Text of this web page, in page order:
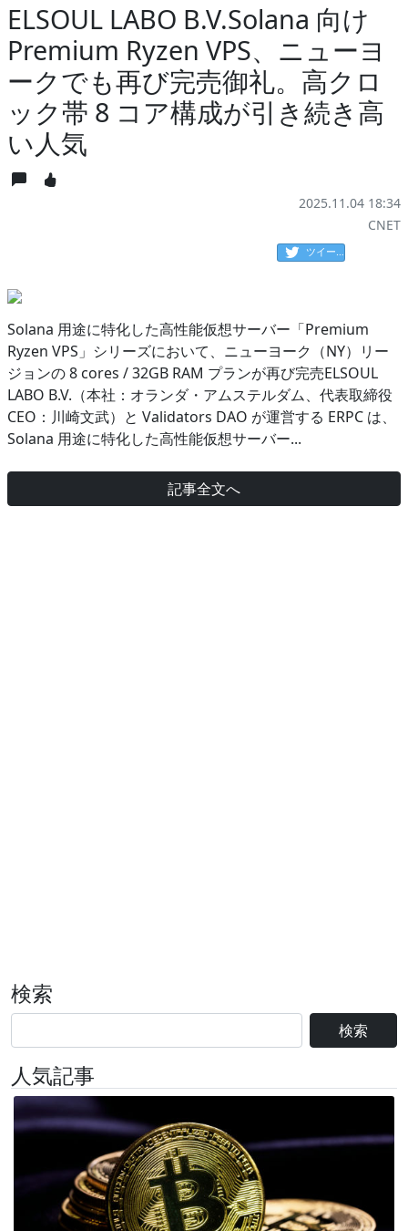
ELSOUL LABO B.V.Solana 向け
Premium Ryzen VPS、ニューヨ
ークでも再び完売御礼。高クロ
ック帯 8 コア構成が引き続き高
い人気
2025.11.04 18:34
CNET
ツイート
Solana 用途に特化した高性能仮想サーバー「Premium
Ryzen VPS」シリーズにおいて、ニューヨーク（NY）リー
ジョンの 8 cores / 32GB RAM プランが再び完売ELSOUL
LABO B.V.（本社：オランダ・アムステルダム、代表取締役
CEO：川崎文武）と Validators DAO が運営する ERPC は、
Solana 用途に特化した高性能仮想サーバー...
記事全文へ
検索
検索
人気記事